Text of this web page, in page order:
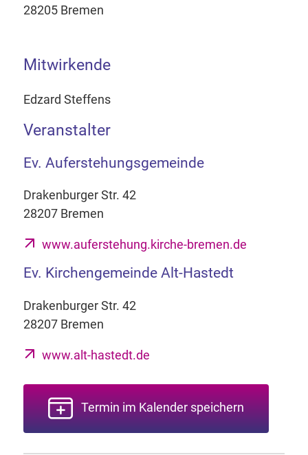
28205 Bremen
Mitwirkende
Edzard Steffens
Veranstalter
Ev. Auferstehungsgemeinde
Drakenburger Str. 42
28207 Bremen
www.auferstehung.kirche-bremen.de
Ev. Kirchengemeinde Alt-Hastedt
Drakenburger Str. 42
28207 Bremen
www.alt-hastedt.de
Termin im Kalender speichern